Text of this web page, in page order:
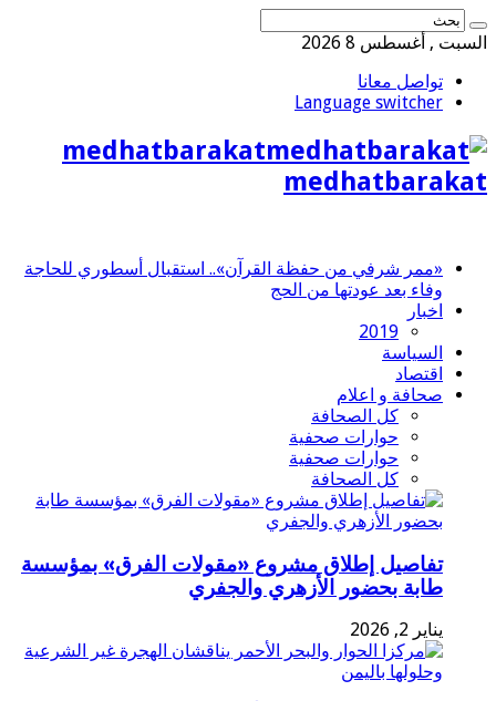
السبت , أغسطس 8 2026
تواصل معانا
Language switcher
medhatbarakat
medhatbarakat
«ممر شرفي من حفظة القرآن».. استقبال أسطوري للحاجة
وفاء بعد عودتها من الحج
اخبار
2019
السياسة
اقتصاد
صحافة و اعلام
كل الصحافة
حوارات صحفية
حوارات صحفية
كل الصحافة
تفاصيل إطلاق مشروع «مقولات الفرق» بمؤسسة
طابة بحضور الأزهري والجفري
يناير 2, 2026